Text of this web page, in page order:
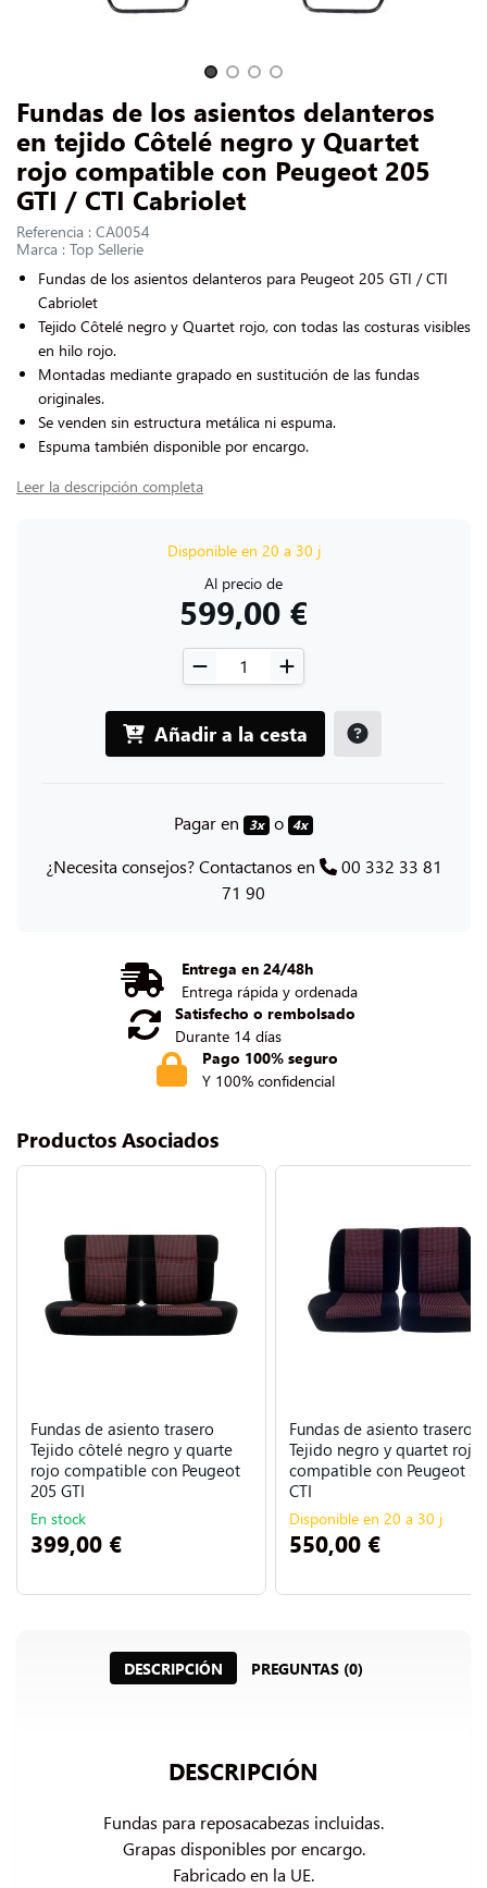
Fundas de los asientos delanteros
en tejido Côtelé negro y Quartet
rojo compatible con Peugeot 205
GTI / CTI Cabriolet
Referencia : CA0054
Marca : Top Sellerie
Fundas de los asientos delanteros para Peugeot 205 GTI / CTI
Cabriolet
Tejido Côtelé negro y Quartet rojo, con todas las costuras visibles
en hilo rojo.
Montadas mediante grapado en sustitución de las fundas
originales.
Se venden sin estructura metálica ni espuma.
Espuma también disponible por encargo.
Leer la descripción completa
Disponible en 20 a 30 j
Al precio de
599,00 €
Añadir a la cesta
Pagar en 3x o 4x
¿Necesita consejos? Contactanos en
00 332 33 81
71 90
Entrega en 24/48h
Entrega rápida y ordenada
Satisfecho o rembolsado
Durante 14 días
Pago 100% seguro
Y 100% confidencial
Productos Asociados
Fundas de asiento trasero
Tejido côtelé negro y quarte
rojo compatible con Peugeot
205 GTI
En stock
399,00 €
Fundas de asiento trasero
Tejido negro y quartet rojo
compatible con Peugeot
CTI
Disponible en 20 a 30 j
550,00 €
DESCRIPCIÓN PREGUNTAS (0)
DESCRIPCIÓN
Fundas para reposacabezas incluidas.
Grapas disponibles por encargo.
Fabricado en la UE.